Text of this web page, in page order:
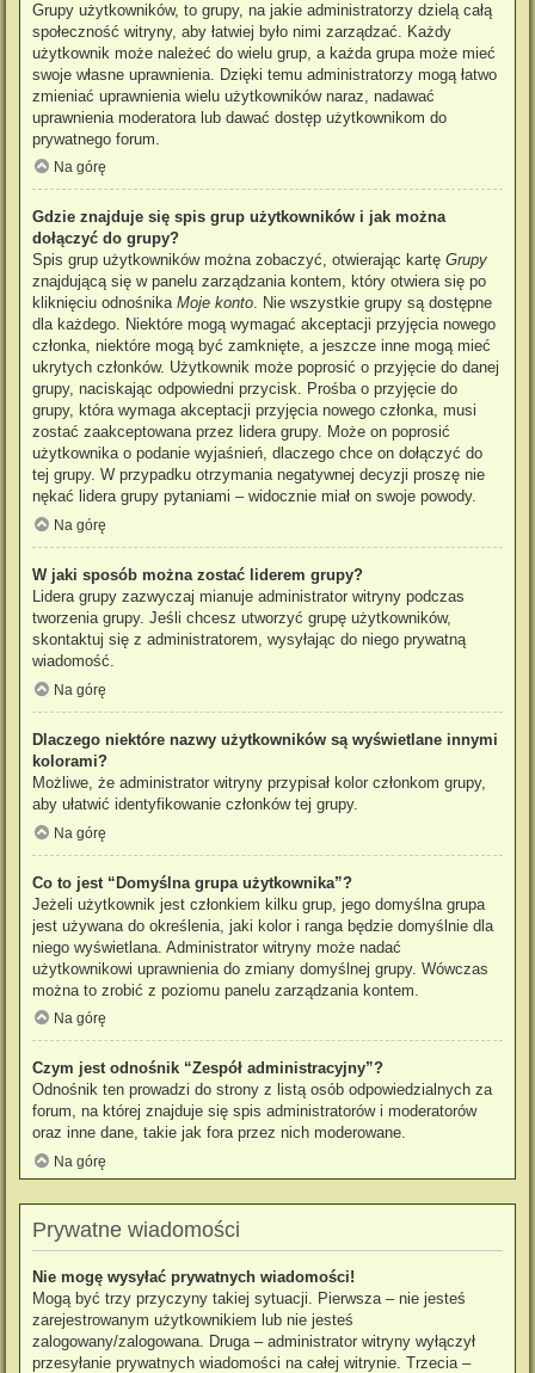
Grupy użytkowników, to grupy, na jakie administratorzy dzielą całą
społeczność witryny, aby łatwiej było nimi zarządzać. Każdy
użytkownik może należeć do wielu grup, a każda grupa może mieć
swoje własne uprawnienia. Dzięki temu administratorzy mogą łatwo
zmieniać uprawnienia wielu użytkowników naraz, nadawać
uprawnienia moderatora lub dawać dostęp użytkownikom do
prywatnego forum.
Na górę
Gdzie znajduje się spis grup użytkowników i jak można
dołączyć do grupy?
Spis grup użytkowników można zobaczyć, otwierając kartę Grupy
znajdującą się w panelu zarządzania kontem, który otwiera się po
kliknięciu odnośnika Moje konto. Nie wszystkie grupy są dostępne
dla każdego. Niektóre mogą wymagać akceptacji przyjęcia nowego
członka, niektóre mogą być zamknięte, a jeszcze inne mogą mieć
ukrytych członków. Użytkownik może poprosić o przyjęcie do danej
grupy, naciskając odpowiedni przycisk. Prośba o przyjęcie do
grupy, która wymaga akceptacji przyjęcia nowego członka, musi
zostać zaakceptowana przez lidera grupy. Może on poprosić
użytkownika o podanie wyjaśnień, dlaczego chce on dołączyć do
tej grupy. W przypadku otrzymania negatywnej decyzji proszę nie
nękać lidera grupy pytaniami – widocznie miał on swoje powody.
Na górę
W jaki sposób można zostać liderem grupy?
Lidera grupy zazwyczaj mianuje administrator witryny podczas
tworzenia grupy. Jeśli chcesz utworzyć grupę użytkowników,
skontaktuj się z administratorem, wysyłając do niego prywatną
wiadomość.
Na górę
Dlaczego niektóre nazwy użytkowników są wyświetlane innymi
kolorami?
Możliwe, że administrator witryny przypisał kolor członkom grupy,
aby ułatwić identyfikowanie członków tej grupy.
Na górę
Co to jest “Domyślna grupa użytkownika”?
Jeżeli użytkownik jest członkiem kilku grup, jego domyślna grupa
jest używana do określenia, jaki kolor i ranga będzie domyślnie dla
niego wyświetlana. Administrator witryny może nadać
użytkownikowi uprawnienia do zmiany domyślnej grupy. Wówczas
można to zrobić z poziomu panelu zarządzania kontem.
Na górę
Czym jest odnośnik “Zespół administracyjny”?
Odnośnik ten prowadzi do strony z listą osób odpowiedzialnych za
forum, na której znajduje się spis administratorów i moderatorów
oraz inne dane, takie jak fora przez nich moderowane.
Na górę
Prywatne wiadomości
Nie mogę wysyłać prywatnych wiadomości!
Mogą być trzy przyczyny takiej sytuacji. Pierwsza – nie jesteś
zarejestrowanym użytkownikiem lub nie jesteś
zalogowany/zalogowana. Druga – administrator witryny wyłączył
przesyłanie prywatnych wiadomości na całej witrynie. Trzecia –